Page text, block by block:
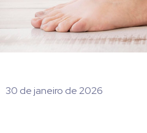
30 de janeiro de 2026